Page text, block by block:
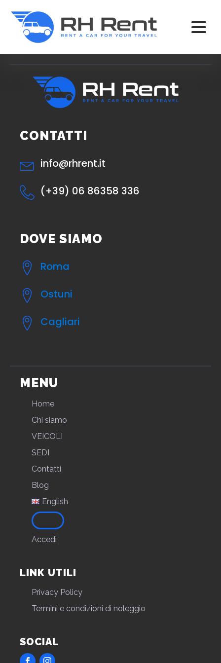
CONTATTI
info@rhrent.it
(+39) 06 86358 336
DOVE SIAMO
Roma
Ostuni
Cagliari
MENU
Home
Chi siamo
VEICOLI
SEDI
Contatti
Blog
English
Accedi
LINK UTILI
Privacy Policy
Termini e condizioni di noleggio
SOCIAL